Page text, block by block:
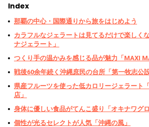
Index
那覇の中心・国際通りから旅をはじめよう
カラフルなジェラートは見てるだけで楽しく
ナジェラート」
つくり手の温かみを感じる品が魅力「MAXI
戦後60余年続く沖縄庶民の台所「第一牧志公設
県産フルーツを使った低カロリージェラート
店」
身体に優しい食品がてんこ盛り「オキナワグロ
個性が光るセレクトが人気「沖縄の風」